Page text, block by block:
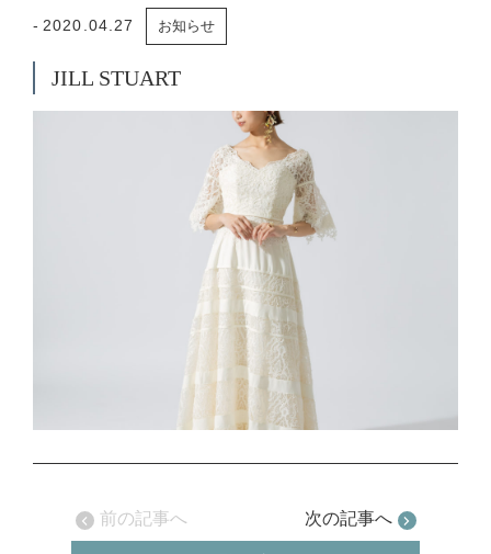
2020.04.27 お知らせ
JILL STUART
前の記事へ 次の記事へ